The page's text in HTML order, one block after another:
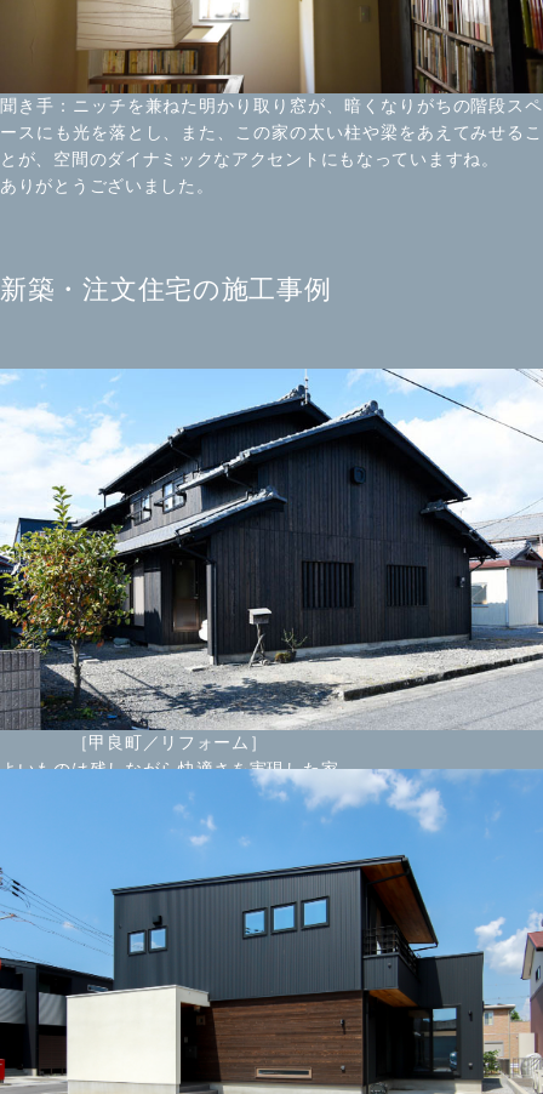
聞き手：ニッチを兼ねた明かり取り窓が、暗くなりがちの階段スペ
ースにも光を落とし、また、この家の太い柱や梁をあえてみせるこ
とが、空間のダイナミックなアクセントにもなっていますね。
ありがとうございました。
新築・注文住宅の施工事例
［甲良町／リフォーム］
よいものは残しながら快適さを実現した家